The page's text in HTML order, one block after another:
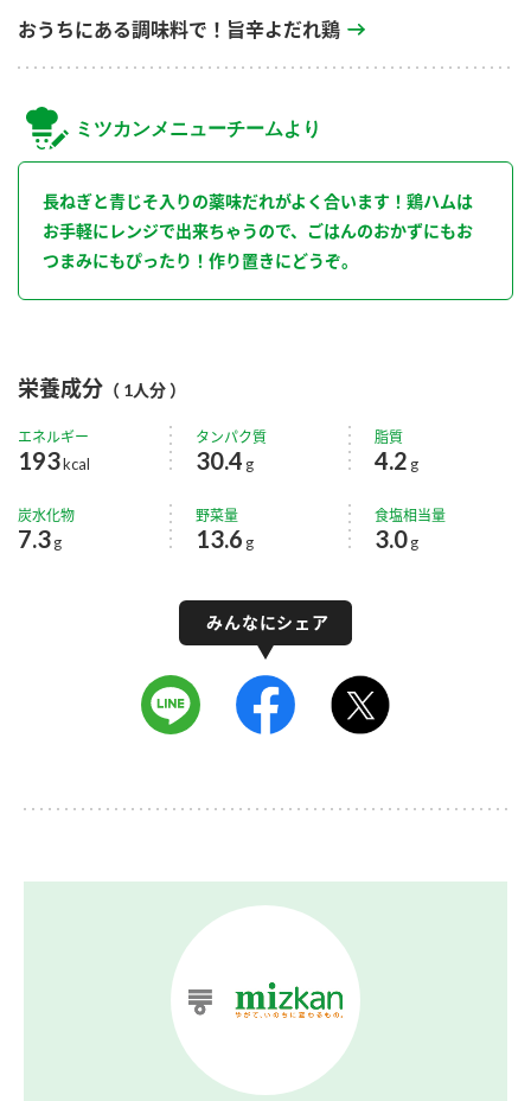
おうちにある調味料で！旨辛よだれ鶏
ミツカンメニューチームより
長ねぎと青じそ入りの薬味だれがよく合います！鶏ハムは
お手軽にレンジで出来ちゃうので、ごはんのおかずにもお
つまみにもぴったり！作り置きにどうぞ。
栄養成分 （ 1人分 ）
エネルギー
193kcal
タンパク質
30.4 g
脂質
4.2 g
炭水化物
7.3g
野菜量
13.6 g
食塩相当量
3.0 g